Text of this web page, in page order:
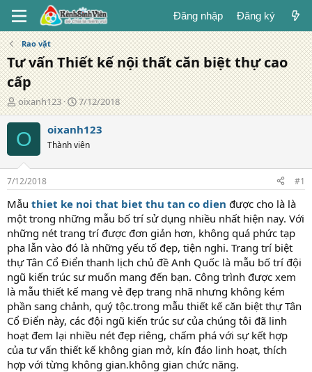
Đăng nhập Đăng ký
Rao vặt
Tư vấn Thiết kế nội thất căn biệt thự cao
cấp
T
á
c
g
ả
oixanh123
N
g
à
y
đ
g
7/12/2018
O oixanh123
Thành viên
7/12/2018 #1
Mẫu thiet ke noi that biet thu tan co dien được cho là là
một trong những mẫu bố trí sử dụng nhiều nhất hiện nay. Với
những nét trang trí được đơn giản hơn, không quá phức tạp
pha lẫn vào đó là những yếu tố đẹp, tiện nghi. Trang trí biệt
thự Tân Cổ Điển thanh lịch chủ đề Anh Quốc là mẫu bố trí đội
ngũ kiến trúc sư muốn mang đến bạn. Công trình được xem
là mẫu thiết kế mang vẻ đẹp trang nhã nhưng không kém
phần sang chảnh, quý tộc.trong mẫu thiết kế căn biệt thự Tân
Cổ Điển này, các đội ngũ kiến trúc sư của chúng tôi đã linh
hoạt đem lại nhiều nét đẹp riêng, chấm phá với sự kết hợp
của tư vấn thiết kế không gian mở, kín đáo linh hoạt, thích
hợp với từng không gian.không gian chức năng.